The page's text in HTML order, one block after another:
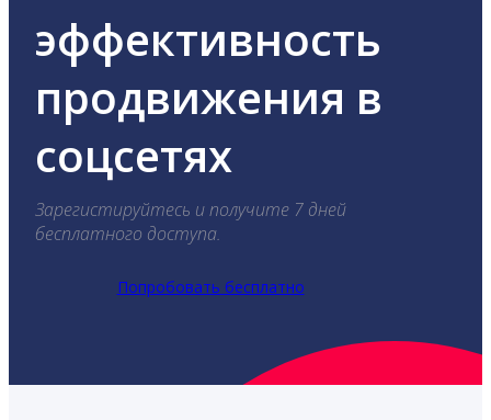
эффективность
продвижения в
соцсетях
Зарегистируйтесь и получите 7 дней
бесплатного доступа.
Попробовать бесплатно